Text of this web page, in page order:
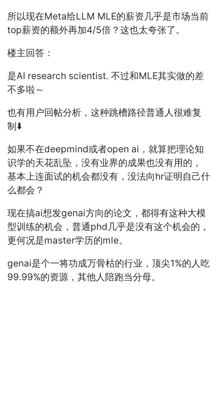
所以现在Meta给LLM MLE的薪资几乎是市场当前
top薪资的额外再加4/5倍？这也太夸张了。
楼主回答：
是AI research scientist. 不过和MLE其实做的差
不多啦～
也有用户回帖分析，这种跳槽路径普通人很难复
制⬇️
如果不在deepmind或者open ai，就算把理论知
识学的天花乱坠，没有业界的成果也没有用的，
基本上连面试的机会都没有，没法向hr证明自己什
么都会？
现在搞ai想发genai方向的论文，都得有这种大模
型训练的机会，普通phd几乎是没有这个机会的，
更何况是master学历的mle。
genai是个一将功成万骨枯的行业，顶尖1%的人吃
99.99%的资源，其他人陪跑当分母。